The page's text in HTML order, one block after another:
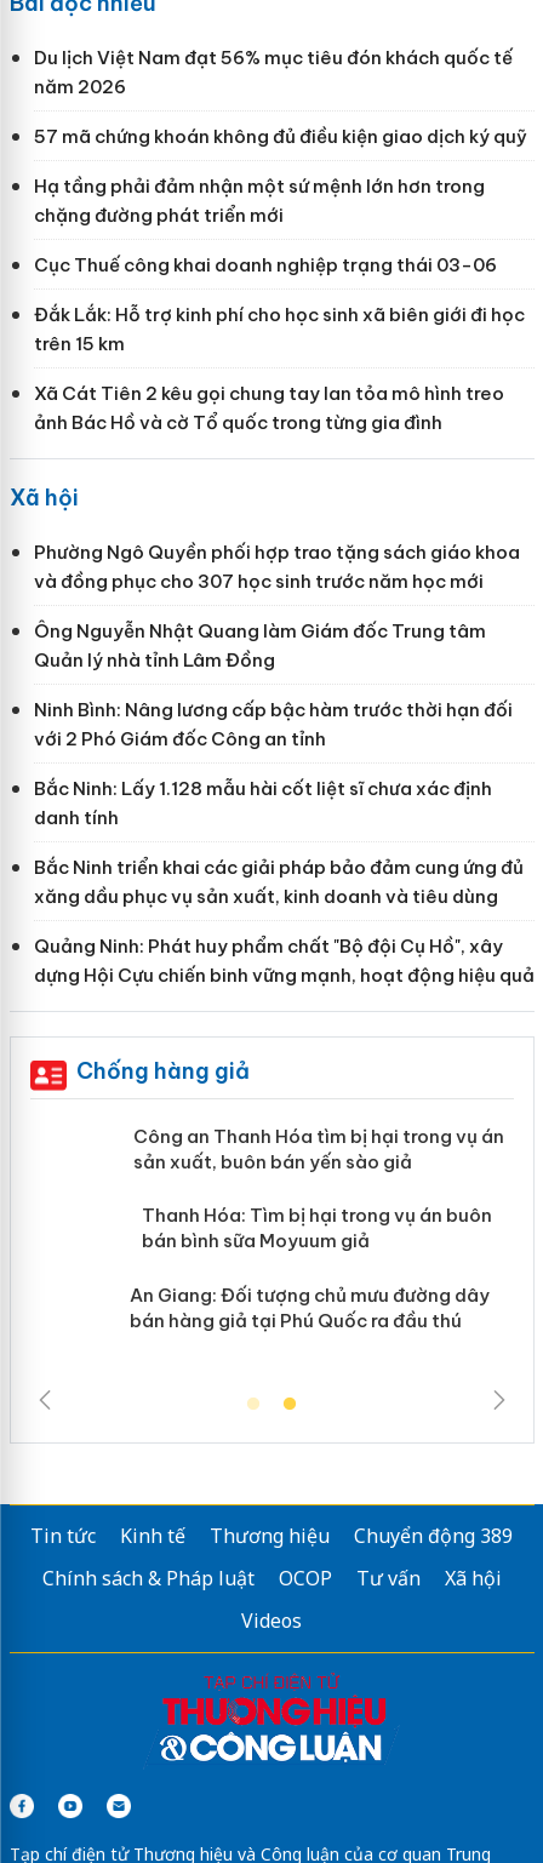
Du lịch Việt Nam đạt 56% mục tiêu đón khách quốc tế
năm 2026
57 mã chứng khoán không đủ điều kiện giao dịch ký quỹ
Hạ tầng phải đảm nhận một sứ mệnh lớn hơn trong
chặng đường phát triển mới
Cục Thuế công khai doanh nghiệp trạng thái 03-06
Đắk Lắk: Hỗ trợ kinh phí cho học sinh xã biên giới đi học
trên 15 km
Xã Cát Tiên 2 kêu gọi chung tay lan tỏa mô hình treo
ảnh Bác Hồ và cờ Tổ quốc trong từng gia đình
Xã hội
Phường Ngô Quyền phối hợp trao tặng sách giáo khoa
và đồng phục cho 307 học sinh trước năm học mới
Ông Nguyễn Nhật Quang làm Giám đốc Trung tâm
Quản lý nhà tỉnh Lâm Đồng
Ninh Bình: Nâng lương cấp bậc hàm trước thời hạn đối
với 2 Phó Giám đốc Công an tỉnh
Bắc Ninh: Lấy 1.128 mẫu hài cốt liệt sĩ chưa xác định
danh tính
Bắc Ninh triển khai các giải pháp bảo đảm cung ứng đủ
xăng dầu phục vụ sản xuất, kinh doanh và tiêu dùng
Quảng Ninh: Phát huy phẩm chất "Bộ đội Cụ Hồ", xây
dựng Hội Cựu chiến binh vững mạnh, hoạt động hiệu quả
Chống hàng giả
Công an Thanh Hóa tìm bị hại trong vụ án
sản xuất, buôn bán yến sào giả
Thanh Hóa: Tìm bị hại trong vụ án buôn
bán bình sữa Moyuum giả
An Giang: Đối tượng chủ mưu đường dây
bán hàng giả tại Phú Quốc ra đầu thú
Thương hiệu
Videos